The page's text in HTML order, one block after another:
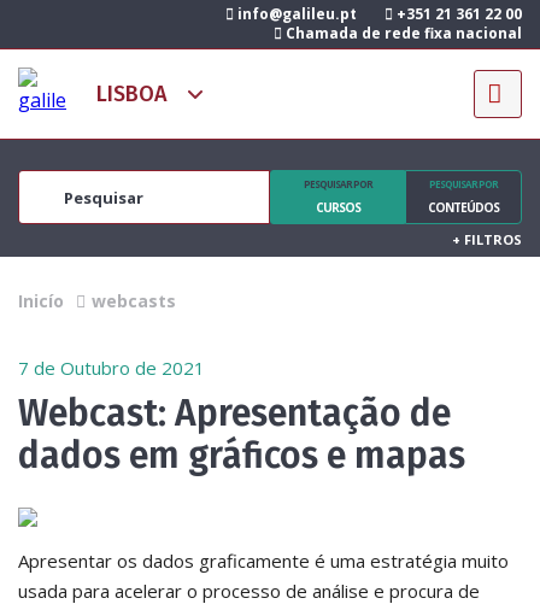
info@galileu.pt
+351 21 361 22 00
Chamada de rede fixa nacional
PESQUISAR POR
CURSOS
PESQUISAR POR
CONTEÚDOS
+ FILTROS
Inicío webcasts
7 de Outubro de 2021
Webcast: Apresentação de
dados em gráficos e mapas
Apresentar os dados graficamente é uma estratégia muito
usada para acelerar o processo de análise e procura de